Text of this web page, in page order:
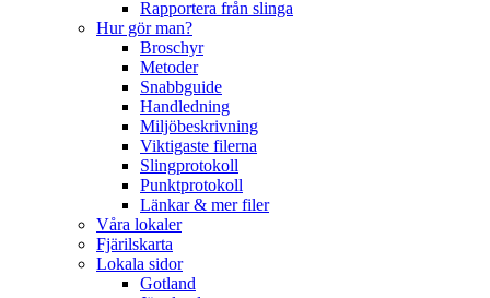
Rapportera från slinga
Hur gör man?
Broschyr
Metoder
Snabbguide
Handledning
Miljöbeskrivning
Viktigaste filerna
Slingprotokoll
Punktprotokoll
Länkar & mer filer
Våra lokaler
Fjärilskarta
Lokala sidor
Gotland